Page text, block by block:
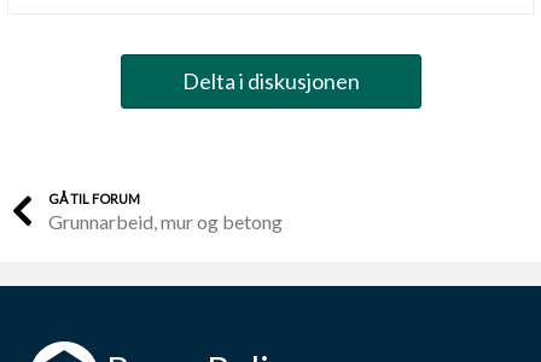
Delta i diskusjonen
GÅ TIL FORUM
Grunnarbeid, mur og betong